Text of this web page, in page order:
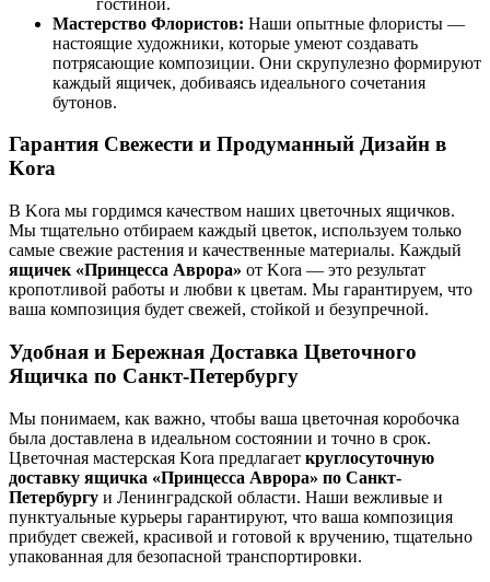
Мастерство Флористов: Наши опытные флористы —
настоящие художники, которые умеют создавать
потрясающие композиции. Они скрупулезно формируют
каждый ящичек, добиваясь идеального сочетания
бутонов.
Гарантия Свежести и Продуманный Дизайн в
Kora
В Kora мы гордимся качеством наших цветочных ящичков.
Мы тщательно отбираем каждый цветок, используем только
самые свежие растения и качественные материалы. Каждый
ящичек «Принцесса Аврора» от Kora — это результат
кропотливой работы и любви к цветам. Мы гарантируем, что
ваша композиция будет свежей, стойкой и безупречной.
Удобная и Бережная Доставка Цветочного
Ящичка по Санкт-Петербургу
Мы понимаем, как важно, чтобы ваша цветочная коробочка
была доставлена в идеальном состоянии и точно в срок.
Цветочная мастерская Kora предлагает круглосуточную
доставку ящичка «Принцесса Аврора» по Санкт-
Петербургу и Ленинградской области. Наши вежливые и
пунктуальные курьеры гарантируют, что ваша композиция
прибудет свежей, красивой и готовой к вручению, тщательно
упакованная для безопасной транспортировки.